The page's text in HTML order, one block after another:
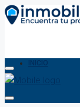
INICIO